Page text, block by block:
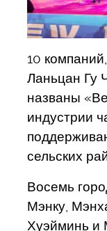
10
Ланьцан Гу
названы
индустрии
сельских
Восемь
Мэнку,
Хуэйминь и